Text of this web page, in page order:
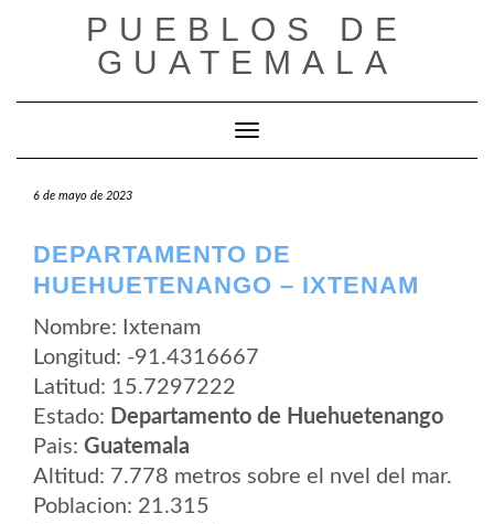
PUEBLOS DE
GUATEMALA
Cambiar modo de navegación
6 de mayo de 2023
DEPARTAMENTO DE
HUEHUETENANGO – IXTENAM
Nombre: Ixtenam
Longitud: -91.4316667
Latitud: 15.7297222
Estado: Departamento de Huehuetenango
Pais: Guatemala
Altitud: 7.778 metros sobre el nvel del mar.
Poblacion: 21.315